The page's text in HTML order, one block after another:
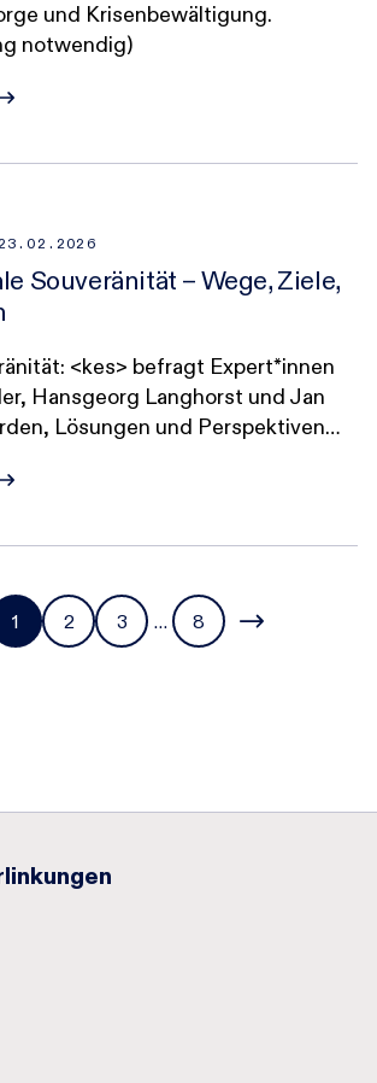
und Krisenbewältigung.
notwendig)
Souveränität – Wege, Ziele,
<kes> befragt Expert*innen
Hansgeorg Langhorst und Jan
Lösungen und Perspektiven…
1 2 3 … 8